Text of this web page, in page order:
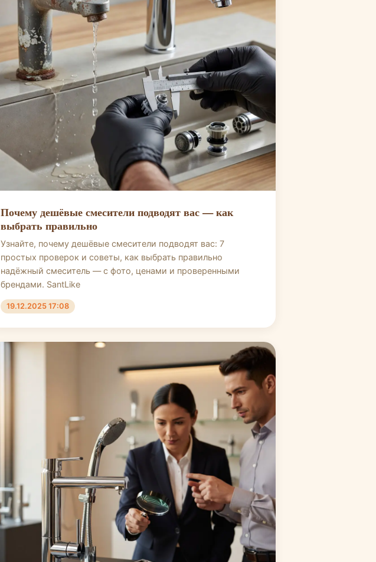
Почему дешёвые смесители подводят вас — как
выбрать правильно
Узнайте, почему дешёвые смесители подводят вас: 7
простых проверок и советы, как выбрать правильно
надёжный смеситель — с фото, ценами и проверенными
брендами. SantLike
19.12.2025 17:08